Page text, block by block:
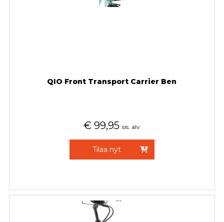
QIO Front Transport Carrier Ben
€ 99,95 sis. alv
Tilaa nyt